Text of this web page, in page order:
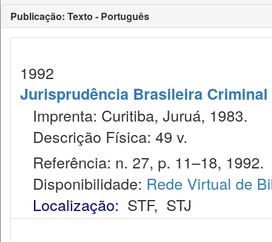
Publicação: Texto - Português
1992
Jurisprudência Brasileira Criminal
Imprenta: Curitiba, Juruá, 1983.
Descrição Física: 49 v.
Referência: n. 27, p. 11–18, 1992.
Disponibilidade: Rede Virtual de
Localização: STF, STJ